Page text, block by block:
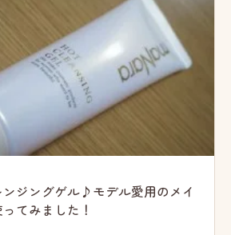
ジングゲル♪モデル愛用のメイ
てみました！